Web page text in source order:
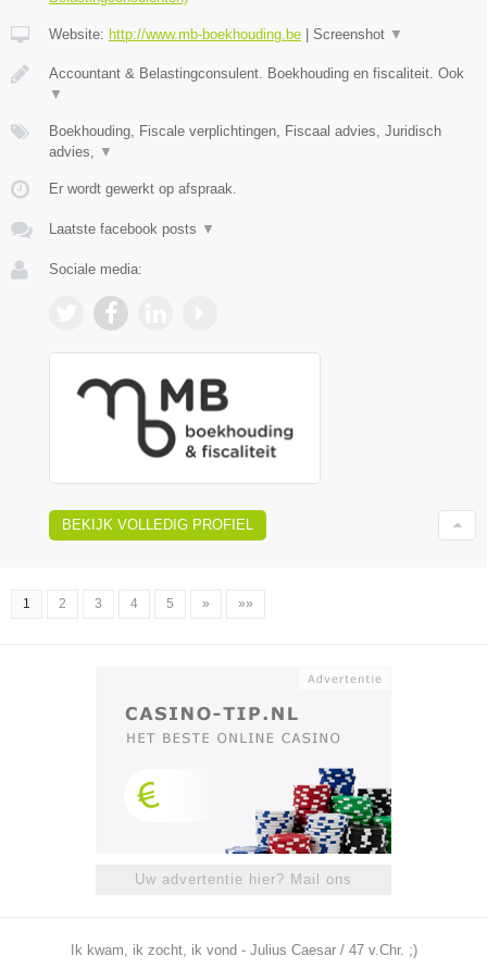
Website: http://www.mb-boekhouding.be Screenshot ▼
Accountant & Belastingconsulent. Boekhouding en fiscaliteit. Ook
▼
Boekhouding, Fiscale verplichtingen, Fiscaal advies, Juridisch
advies, ▼
Er wordt gewerkt op afspraak.
Laatste facebook posts ▼
Sociale media:
BEKIJK VOLLEDIG PROFIEL
1 2 3 4 5 » »»
Uw advertentie hier? Mail ons
Ik kwam, ik zocht, ik vond - Julius Caesar / 47 v.Chr. ;)